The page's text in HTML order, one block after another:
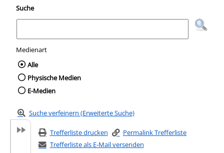
Suche
Medienart
Wählen Sie die Medienart nach der Sie
Alle
Physische Medien
E-Medien
Suche verfeinern (Erweiterte Suche)
Trefferliste drucken
Permalink Trefferliste
Trefferliste als E-Mail versenden